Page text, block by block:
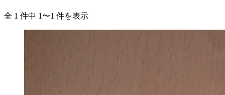
全 1 件中 1〜1 件を表示